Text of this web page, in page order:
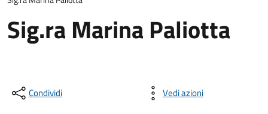
Sig.ra Marina Paliotta
Condividi Vedi azioni